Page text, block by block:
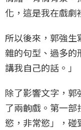
化，這是我在戲劇
所以後來，郭強生
雜的句型、過多的
講我自己的話。」
除了影響文字，
了兩齣戲。第一
慾，非常慾」，碰